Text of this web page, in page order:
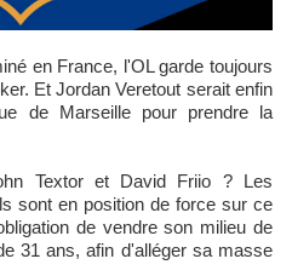
Et Jordan Veretout serait enfin
de Marseille pour prendre la
Textor et David Friio ? Les
sont en position de force sur ce
de vendre son milieu de
31 ans, afin d'alléger sa masse